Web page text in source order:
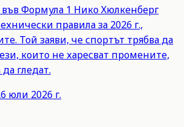
Формула 1 Нико Хюлкенберг
правила за 2026 г.,
Той заяви, че спортът трябва да
които не харесват промените,
гледат.
юли 2026 г.